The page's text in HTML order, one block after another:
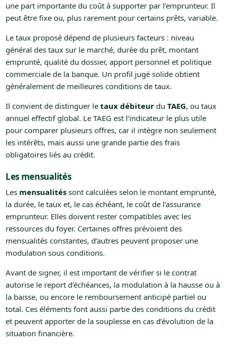
une part importante du coût à supporter par l’emprunteur. Il
peut être fixe ou, plus rarement pour certains prêts, variable.
Le taux proposé dépend de plusieurs facteurs : niveau
général des taux sur le marché, durée du prêt, montant
emprunté, qualité du dossier, apport personnel et politique
commerciale de la banque. Un profil jugé solide obtient
généralement de meilleures conditions de taux.
Il convient de distinguer le taux débiteurdu TAEG, ou taux
annuel effectif global. Le TAEG est l’indicateur le plus utile
pour comparer plusieurs offres, car il intègre non seulement
les intérêts, mais aussi une grande partie des frais
obligatoires liés au crédit.
Les mensualités
Les mensualitéssont calculées selon le montant emprunté,
la durée, le taux et, le cas échéant, le coût de l’assurance
emprunteur. Elles doivent rester compatibles avec les
ressources du foyer. Certaines offres prévoient des
mensualités constantes, d’autres peuvent proposer une
modulation sous conditions.
Avant de signer, il est important de vérifier si le contrat
autorise le report d’échéances, la modulation à la hausse ou à
la baisse, ou encore le remboursement anticipé partiel ou
total. Ces éléments font aussi partie des conditions du crédit
et peuvent apporter de la souplesse en cas d’évolution de la
situation financière.